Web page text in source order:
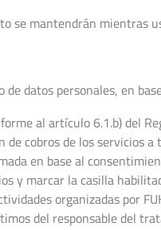
se mantendrán
datos personales, en
al artículo 6.1.b) del
cobros de los servicios a
en base al
y marcar la casilla
organizadas por
del responsable del